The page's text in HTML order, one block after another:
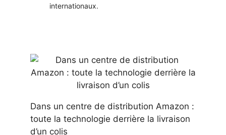
internationaux.
Dans un centre de distribution Amazon :
toute la technologie derrière la livraison
d’un colis